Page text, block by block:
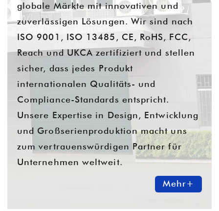
globale Märkte mit innovativen und
zuverlässigen Lösungen. Wir sind nach
ISO 9001, ISO 13485, CE, RoHS, FCC,
Reach und UKCA zertifiziert und stellen
sicher, dass jedes Produkt
internationalen Qualitäts- und
Compliance-Standards entspricht.
Unsere Expertise in Design, Entwicklung
und Großserienproduktion macht uns
zum vertrauenswürdigen Partner für
Unternehmen weltweit.
Mehr+